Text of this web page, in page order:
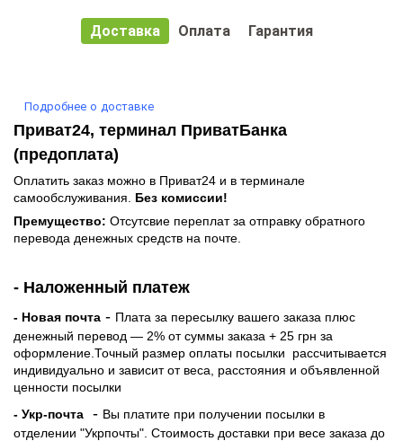
Доставка Оплата Гарантия
Подробнее о доставке
Приват24, терминал ПриватБанка
(предоплата)
Оплатить заказ можно в Приват24 и в терминале
самообслуживания. Без комиссии!
Премущество: Отсутсвие переплат за отправку обратного
перевода денежных средств на почте.
- Наложенный платеж
- Новая почта - Плата за пересылку вашего заказа плюс
денежный перевод — 2% от суммы заказа + 25 грн за
оформление.Точный размер оплаты посылки рассчитывается
индивидуально и зависит от веса, расстояния и объявленной
ценности посылки
- Укр-почта
- Вы платите при получении посылки в
отделении "Укрпочты". Стоимость доставки при весе заказа до